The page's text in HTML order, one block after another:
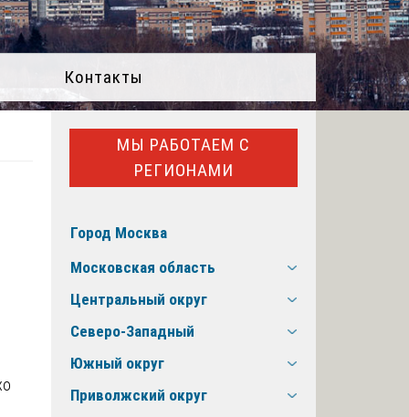
Контакты
МЫ РАБОТАЕМ С
РЕГИОНАМИ
Город Москва
Московская область
Центральный округ
Северо-Западный
Южный округ
Приволжский округ